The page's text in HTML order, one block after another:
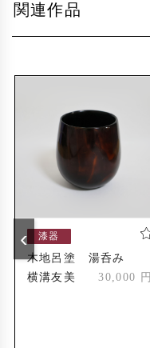
関連作品
漆器
木地呂塗 湯呑み
横溝友美
30,000 円
‹